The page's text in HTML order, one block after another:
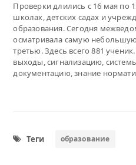
Проверки длились с 16 мая по
школах, детских садах и
образования. Сегодня
осматривала самую
третью. Здесь всего 881
выходы, сигнализацию,
документацию, знание
Теги образование